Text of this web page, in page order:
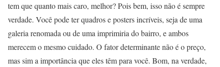
tem que quanto mais caro, melhor? Pois bem, isso não é sempre
verdade. Você pode ter quadros e posters incríveis, seja de uma
galeria renomada ou de uma imprimiria do bairro, e ambos
merecem o mesmo cuidado. O fator determinante não é o preço,
mas sim a importância que eles têm para você. Bom, na verdade,